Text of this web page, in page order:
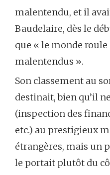
malentendu, et il
Baudelaire, dès le
que « le monde roule
malentendus ».
Son classement au
destinait, bien qu’il
(inspection des
etc.) au prestigieux
étrangères, mais un
le portait plutôt du